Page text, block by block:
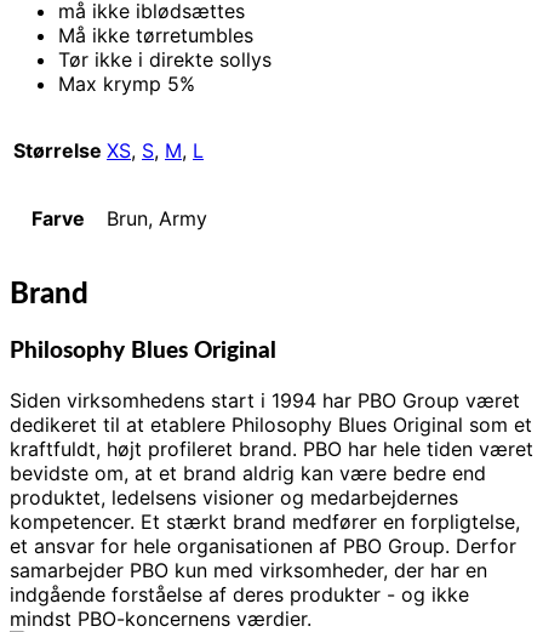
må ikke iblødsættes
Må ikke tørretumbles
Tør ikke i direkte sollys
Max krymp 5%
Størrelse XS, S, M, L
Farve Brun, Army
Brand
Philosophy Blues Original
Siden virksomhedens start i 1994 har PBO Group været
dedikeret til at etablere Philosophy Blues Original som et
kraftfuldt, højt profileret brand. PBO har hele tiden været
bevidste om, at et brand aldrig kan være bedre end
produktet, ledelsens visioner og medarbejdernes
kompetencer. Et stærkt brand medfører en forpligtelse,
et ansvar for hele organisationen af ​​PBO Group. Derfor
samarbejder PBO kun med virksomheder, der har en
indgående forståelse af deres produkter - og ikke
mindst PBO-koncernens værdier.